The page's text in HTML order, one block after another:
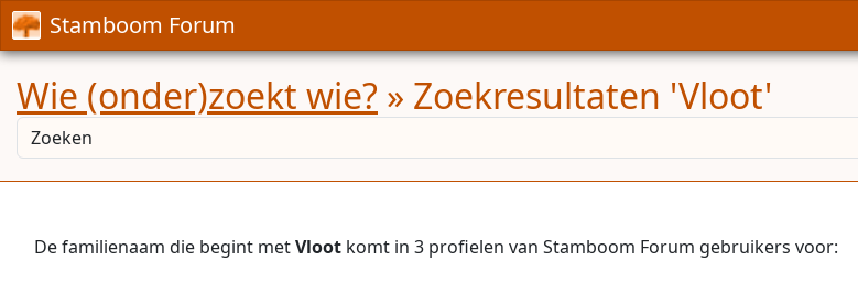
Stamboom Forum
Wie (onder)zoekt wie? » Zoekresultaten 'Vloot'
De familienaam die begint metVloot komt in 3 profielen van Stamboom Forum gebruikers voor: